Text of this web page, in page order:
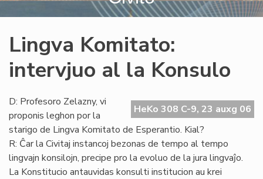
Lingva Komitato:
intervjuo al la Konsulo
HeKo 308 C-9, 23 auxg 06
D: Profesoro Zelazny, vi
proponis leghon por la
starigo de Lingva Komitato de Esperantio. Kial?
R: Ĉar la Civitaj instancoj bezonas de tempo al tempo
lingvajn konsilojn, precipe pro la evoluo de la jura lingvaĵo.
La Konstitucio antauvidas konsulti institucion au krei